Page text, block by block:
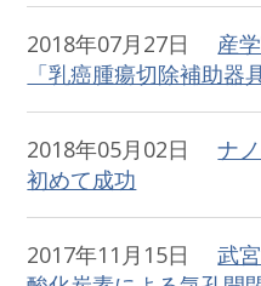
2018年07月27日 産
「乳癌腫瘍切除補助器
2018年05月02日ナ
初めて成功
2017年11月15日武